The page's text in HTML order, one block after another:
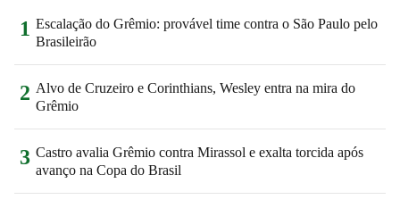
1 Escalação do Grêmio: provável time contra o São Paulo pelo
Brasileirão
2 Alvo de Cruzeiro e Corinthians, Wesley entra na mira do
Grêmio
3 Castro avalia Grêmio contra Mirassol e exalta torcida após
avanço na Copa do Brasil